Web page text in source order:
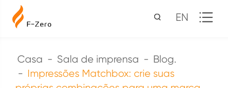
EN
Casa Sala de imprensa
Blog.
Impressões Matchbox: crie suas